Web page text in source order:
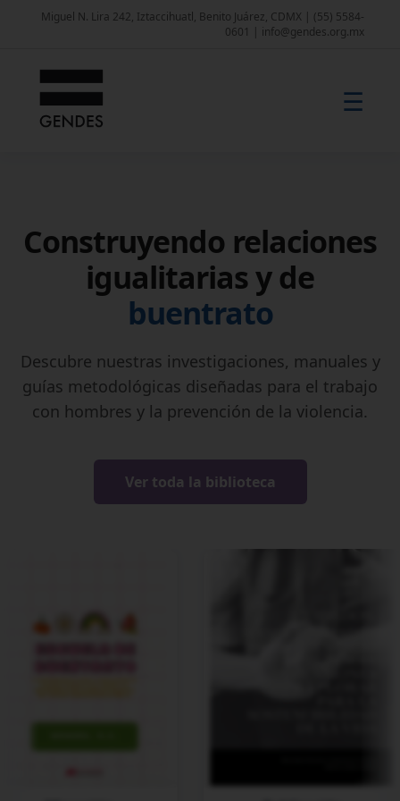
Miguel N. Lira 242, Iztaccihuatl, Benito Juárez, CDMX | (55) 5584-
0601 | info@gendes.org.mx
☰
Construyendo relaciones
igualitarias y de
buentrato
Descubre nuestras investigaciones, manuales y
guías metodológicas diseñadas para el trabajo
con hombres y la prevención de la violencia.
Ver toda la biblioteca